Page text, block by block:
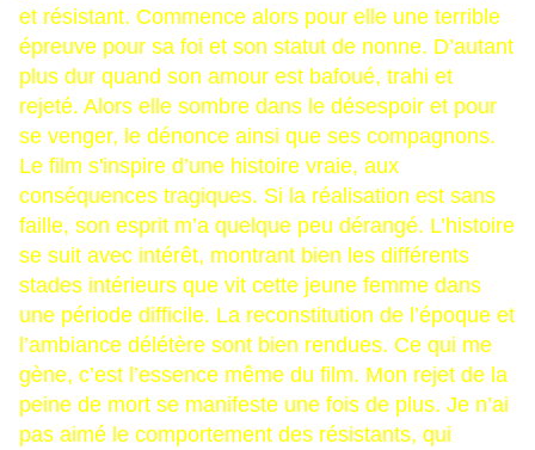
et résistant. Commence alors pour elle une terrible
épreuve pour sa foi et son statut de nonne. D’autant
plus dur quand son amour est bafoué, trahi et
rejeté. Alors elle sombre dans le désespoir et pour
se venger, le dénonce ainsi que ses compagnons.
Le film s'inspire d’une histoire vraie, aux
conséquences tragiques. Si la réalisation est sans
faille, son esprit m’a quelque peu dérangé. L’histoire
se suit avec intérêt, montrant bien les différents
stades intérieurs que vit cette jeune femme dans
une période difficile. La reconstitution de l’époque et
l’ambiance délétère sont bien rendues. Ce qui me
gène, c’est l’essence même du film. Mon rejet de la
peine de mort se manifeste une fois de plus. Je n’ai
pas aimé le comportement des résistants, qui